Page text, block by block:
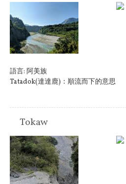
語言: 阿美族
Tatadok(達達鹿)：順流而下的意思
Tokaw
原住民族:阿美族